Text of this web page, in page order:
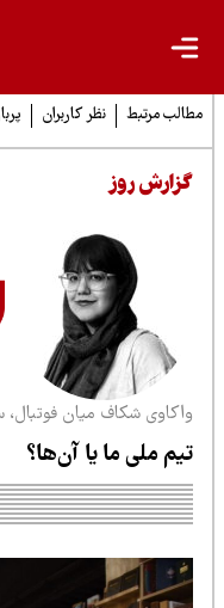
مرتبط نظر کاربران پربازدیدها
روز
شکاف میان فوتبال،
ملی ما یا آن‌ها؟